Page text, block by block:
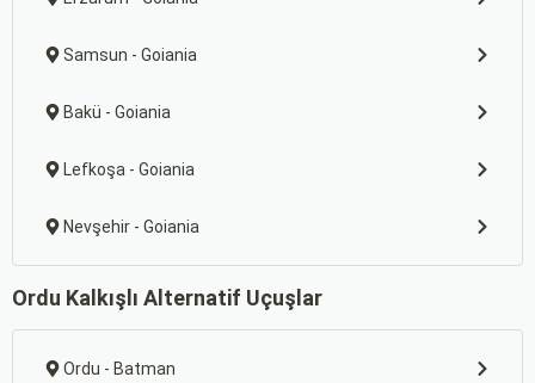
Samsun - Goiania
Bakü - Goiania
Lefkoşa - Goiania
Nevşehir - Goiania
Ordu Kalkışlı Alternatif Uçuşlar
Ordu - Batman